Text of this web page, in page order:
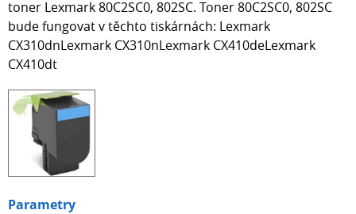
toner Lexmark 80C2SC0, 802SC. Toner 80C2SC0, 802SC
bude fungovat v těchto tiskárnách: Lexmark
CX310dnLexmark CX310nLexmark CX410deLexmark
CX410dt
Parametry